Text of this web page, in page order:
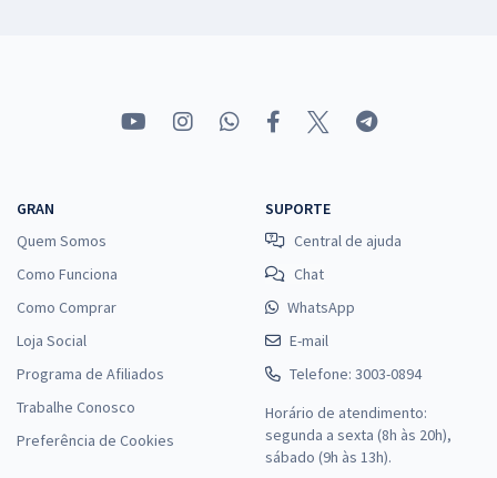
GRAN
Quem Somos
Como Funciona
Como Comprar
Loja Social
Programa de Afiliados
Trabalhe Conosco
Preferência de Cookies
SUPORTE
Central de ajuda
Chat
WhatsApp
E-mail
Telefone: 3003-0894
Horário de atendimento:
segunda a sexta (8h às 20h),
sábado (9h às 13h).